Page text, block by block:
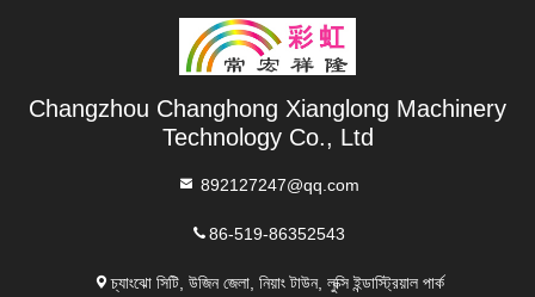
Changzhou Changhong Xianglong Machinery
Technology Co., Ltd
892127247@qq.com
86-519-86352543
চ্যাংঝো সিটি, উজিন জেলা, নিয়াং টাউন, লুক্সি ইন্ডাস্ট্রিয়াল পার্ক